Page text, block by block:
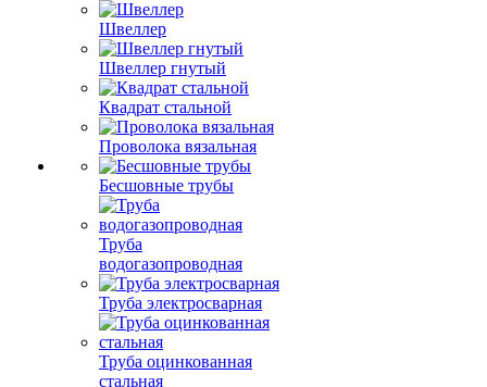
Швеллер
Швеллер гнутый
Квадрат стальной
Проволока вязальная
Бесшовные трубы
Труба
водогазопроводная
Труба электросварная
Труба оцинкованная
стальная